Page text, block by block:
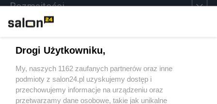
Rozmaitości
Sport
Społeczeństwo
Drogi Użytkowniku,
My, naszych 1162 zaufanych partnerów oraz inne
podmioty z salon24.pl uzyskujemy dostęp i
przechowujemy informacje na urządzeniu oraz
przetwarzamy dane osobowe, takie jak unikalne